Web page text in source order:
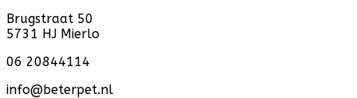
Brugstraat 50
5731 HJ Mierlo
06 20844114
info@beterpet.nl